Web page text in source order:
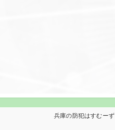
兵庫の防犯はすむーず